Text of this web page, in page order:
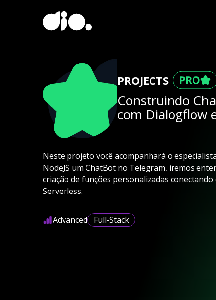
PROJECTS
Construindo
com Dialogflow
Neste projeto você acompanhará o
NodeJS um ChatBot no Telegram, iremos
criação de funções personalizadas
Serverless.
Advanced Full-Stack